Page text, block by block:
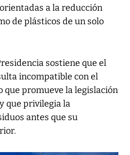
a la reducción
de plásticos de un solo
sostiene que el
incompatible con el
que promueve la legislación
que privilegia la
antes que su